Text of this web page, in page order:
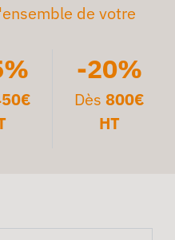
de votre
-20%
Dès 800€
HT